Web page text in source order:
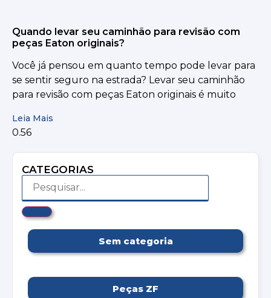
CATEGORIAS
Sem categoria
Peças ZF
Quando levar seu caminhão para revisão com
peças Eaton originais?
Você já pensou em quanto tempo pode levar para
se sentir seguro na estrada? Levar seu caminhão
para revisão com peças Eaton originais é muito
Leia Mais